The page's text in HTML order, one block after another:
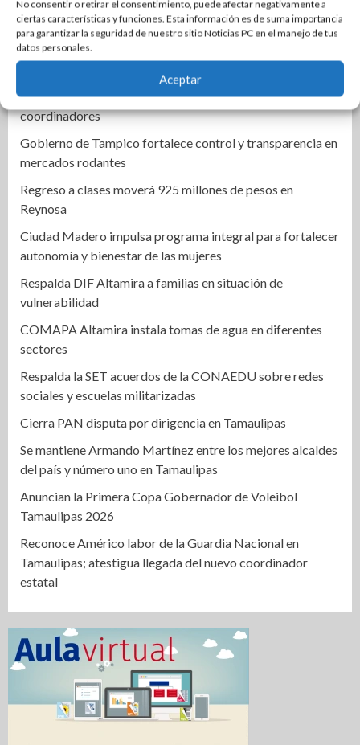
No consentir o retirar el consentimiento, puede afectar negativamente a
ciertas características y funciones. Esta información es de suma importancia
para garantizar la seguridad de nuestro sitio Noticias PC en el manejo de tus
datos personales.
Aceptar
persona resulta intoxicada
Lupe González anuncia regreso político y busca alcaldía
Una Tras Otra | Turistean en la CDM aspirantes a
coordinadores
Gobierno de Tampico fortalece control y transparencia en
mercados rodantes
Regreso a clases moverá 925 millones de pesos en
Reynosa
Ciudad Madero impulsa programa integral para fortalecer
autonomía y bienestar de las mujeres
Respalda DIF Altamira a familias en situación de
vulnerabilidad
COMAPA Altamira instala tomas de agua en diferentes
sectores
Respalda la SET acuerdos de la CONAEDU sobre redes
sociales y escuelas militarizadas
Cierra PAN disputa por dirigencia en Tamaulipas
Se mantiene Armando Martínez entre los mejores alcaldes
del país y número uno en Tamaulipas
Anuncian la Primera Copa Gobernador de Voleibol
Tamaulipas 2026
Reconoce Américo labor de la Guardia Nacional en
Tamaulipas; atestigua llegada del nuevo coordinador
estatal